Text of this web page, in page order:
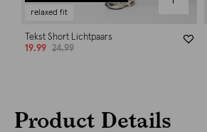
relaxed fit
Tekst Short Lichtpaars
19.99
24.99
Product Details